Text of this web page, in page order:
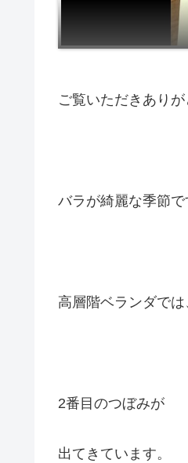
ご覧いただきありが
バラが綺麗な季節で
高層階ベランダでは
2番目のつぼみが
出てきています。